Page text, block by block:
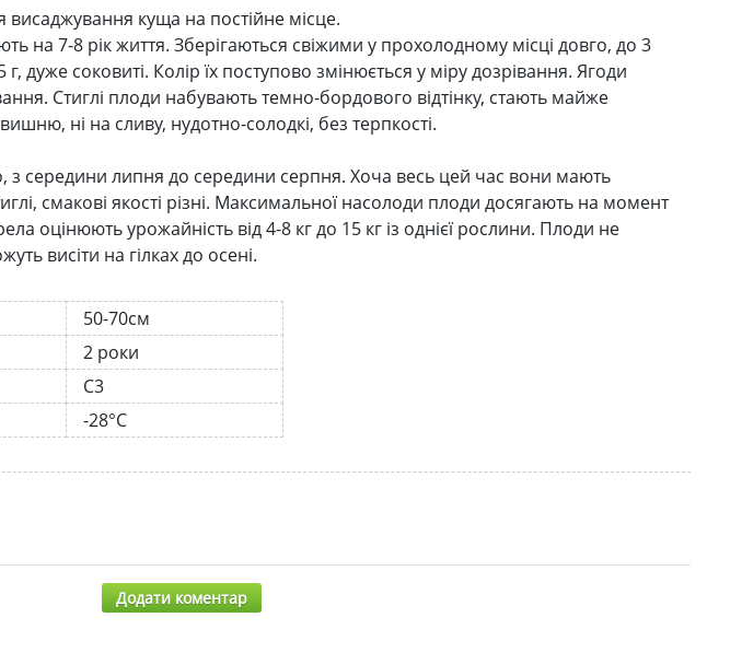
висаджування куща на постійне місце.
на 7-8 рік життя. Зберігаються свіжими у прохолодному місці довго, до 3
дуже соковиті. Колір їх поступово змінюється у міру дозрівання. Ягоди
Стиглі плоди набувають темно-бордового відтінку, стають майже
ні на сливу, нудотно-солодкі, без терпкості.
з середини липня до середини серпня. Хоча весь цей час вони мають
смакові якості різні. Максимальної насолоди плоди досягають на момент
оцінюють урожайність від 4-8 кг до 15 кг із однієї рослини. Плоди не
висіти на гілках до осені.
50-70см
2 роки
С3
-28°C
Додати коментар